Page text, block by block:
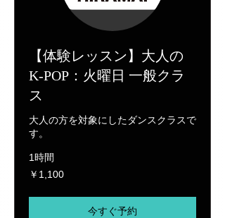
【体験レッスン】大人の
K-POP：火曜日 一般クラ
ス
大人の方を対象にしたダンスクラスで
す。
1時間
1,100
円
￥1,100
今すぐ予約